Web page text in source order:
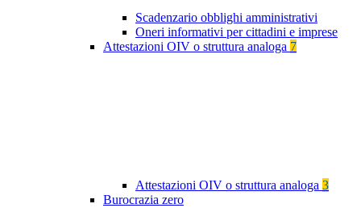
Scadenzario obblighi amministrativi
Oneri informativi per cittadini e imprese
Attestazioni OIV o struttura analoga 7
Attestazioni OIV o struttura analoga 3
Burocrazia zero